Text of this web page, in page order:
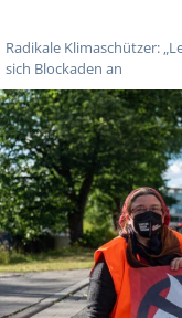
Radikale Klimaschützer:
sich Blockaden an